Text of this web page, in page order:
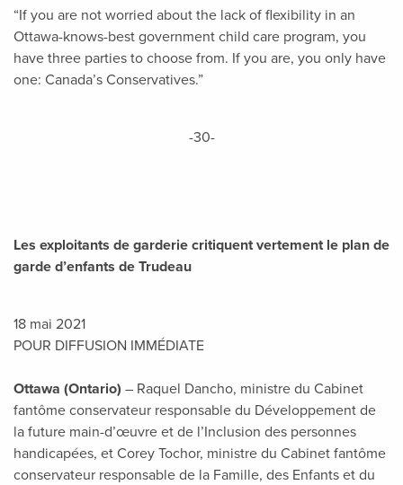
“If you are not worried about the lack of flexibility in an
Ottawa-knows-best government child care program, you
have three parties to choose from. If you are, you only have
one: Canada’s Conservatives.”
-30-
Les exploitants de garderie critiquent vertement le plan de
garde d’enfants de Trudeau
18 mai 2021
POUR DIFFUSION IMMÉDIATE
Ottawa (Ontario) – Raquel Dancho, ministre du Cabinet
fantôme conservateur responsable du Développement de
la future main-d’œuvre et de l’Inclusion des personnes
handicapées, et Corey Tochor, ministre du Cabinet fantôme
conservateur responsable de la Famille, des Enfants et du